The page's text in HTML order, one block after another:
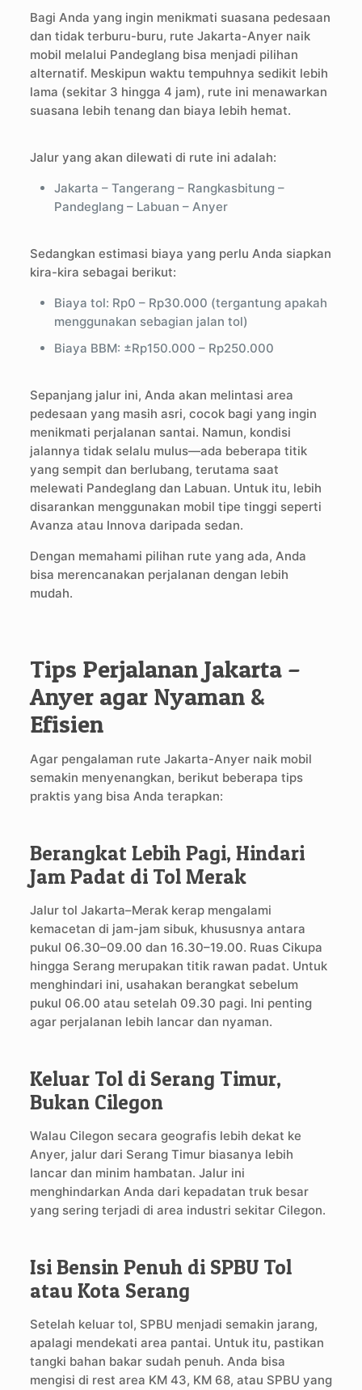
Bagi Anda yang ingin menikmati suasana pedesaan
dan tidak terburu-buru, rute Jakarta-Anyer naik
mobil melalui Pandeglang bisa menjadi pilihan
alternatif. Meskipun waktu tempuhnya sedikit lebih
lama (sekitar 3 hingga 4 jam), rute ini menawarkan
suasana lebih tenang dan biaya lebih hemat.
Jalur yang akan dilewati di rute ini adalah:
Jakarta – Tangerang – Rangkasbitung –
Pandeglang – Labuan – Anyer
Sedangkan estimasi biaya yang perlu Anda siapkan
kira-kira sebagai berikut:
Biaya tol: Rp0 – Rp30.000 (tergantung apakah
menggunakan sebagian jalan tol)
Biaya BBM: ±Rp150.000 – Rp250.000
Sepanjang jalur ini, Anda akan melintasi area
pedesaan yang masih asri, cocok bagi yang ingin
menikmati perjalanan santai. Namun, kondisi
jalannya tidak selalu mulus—ada beberapa titik
yang sempit dan berlubang, terutama saat
melewati Pandeglang dan Labuan. Untuk itu, lebih
disarankan menggunakan mobil tipe tinggi seperti
Avanza atau Innova daripada sedan.
Dengan memahami pilihan rute yang ada, Anda
bisa merencanakan perjalanan dengan lebih
mudah.
Tips Perjalanan Jakarta –
Anyer agar Nyaman &
Efisien
Agar pengalaman rute Jakarta-Anyer naik mobil
semakin menyenangkan, berikut beberapa tips
praktis yang bisa Anda terapkan:
Berangkat Lebih Pagi, Hindari
Jam Padat di Tol Merak
Jalur tol Jakarta–Merak kerap mengalami
kemacetan di jam-jam sibuk, khususnya antara
pukul 06.30–09.00 dan 16.30–19.00. Ruas Cikupa
hingga Serang merupakan titik rawan padat. Untuk
menghindari ini, usahakan berangkat sebelum
pukul 06.00 atau setelah 09.30 pagi. Ini penting
agar perjalanan lebih lancar dan nyaman.
Keluar Tol di Serang Timur,
Bukan Cilegon
Walau Cilegon secara geografis lebih dekat ke
Anyer, jalur dari Serang Timur biasanya lebih
lancar dan minim hambatan. Jalur ini
menghindarkan Anda dari kepadatan truk besar
yang sering terjadi di area industri sekitar Cilegon.
Isi Bensin Penuh di SPBU Tol
atau Kota Serang
Setelah keluar tol, SPBU menjadi semakin jarang,
apalagi mendekati area pantai. Untuk itu, pastikan
tangki bahan bakar sudah penuh. Anda bisa
mengisi di rest area KM 43, KM 68, atau SPBU yang